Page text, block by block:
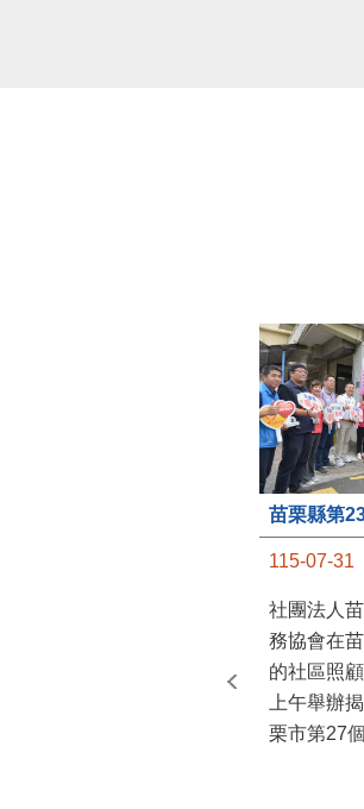
115-07-31
社團法人
務協會在
的社區照
上午舉辦
栗市第27